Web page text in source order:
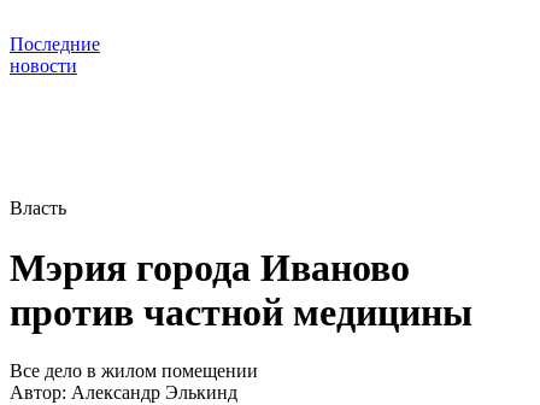
Последние
новости
Власть
Мэрия города Иваново
против частной медицины
Все дело в жилом помещении
Автор: Александр Элькинд